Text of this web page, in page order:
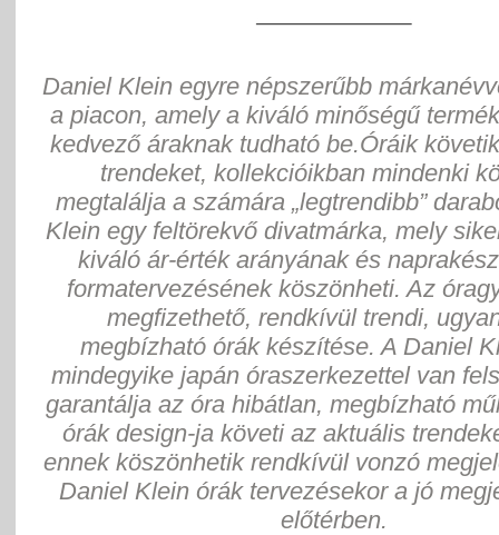
Daniel Klein egyre népszerűbb
a piacon, amely a kiváló minőségű
kedvező áraknak tudható be.Óráik
trendeket, kollekcióikban mindenki
megtalálja a számára „legtrendibb”
Klein egy feltörekvő divatmárka, mely
kiváló ár-érték arányának és
formatervezésének köszönheti. Az
megfizethető, rendkívül trendi,
megbízható órák készítése. A Daniel
mindegyike japán óraszerkezettel van
garantálja az óra hibátlan, megbízható
órák design-ja követi az aktuális
ennek köszönhetik rendkívül vonzó
Daniel Klein órák tervezésekor a jó
előtérben.